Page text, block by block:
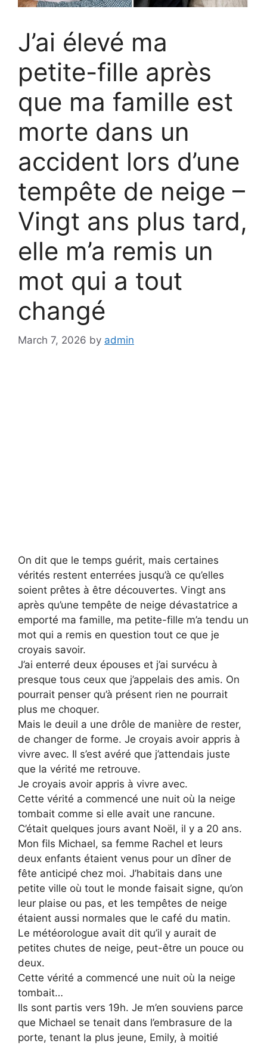
J’ai élevé ma
petite-fille après
que ma famille est
morte dans un
accident lors d’une
tempête de neige –
Vingt ans plus tard,
elle m’a remis un
mot qui a tout
changé
March 7, 2026 by admin
On dit que le temps guérit, mais certaines
vérités restent enterrées jusqu’à ce qu’elles
soient prêtes à être découvertes. Vingt ans
après qu’une tempête de neige dévastatrice a
emporté ma famille, ma petite-fille m’a tendu un
mot qui a remis en question tout ce que je
croyais savoir.
J’ai enterré deux épouses et j’ai survécu à
presque tous ceux que j’appelais des amis. On
pourrait penser qu’à présent rien ne pourrait
plus me choquer.
Mais le deuil a une drôle de manière de rester,
de changer de forme. Je croyais avoir appris à
vivre avec. Il s’est avéré que j’attendais juste
que la vérité me retrouve.
Je croyais avoir appris à vivre avec.
Cette vérité a commencé une nuit où la neige
tombait comme si elle avait une rancune.
C’était quelques jours avant Noël, il y a 20 ans.
Mon fils Michael, sa femme Rachel et leurs
deux enfants étaient venus pour un dîner de
fête anticipé chez moi. J’habitais dans une
petite ville où tout le monde faisait signe, qu’on
leur plaise ou pas, et les tempêtes de neige
étaient aussi normales que le café du matin.
Le météorologue avait dit qu’il y aurait de
petites chutes de neige, peut-être un pouce ou
deux.
Cette vérité a commencé une nuit où la neige
tombait…
Ils sont partis vers 19h. Je m’en souviens parce
que Michael se tenait dans l’embrasure de la
porte, tenant la plus jeune, Emily, à moitié